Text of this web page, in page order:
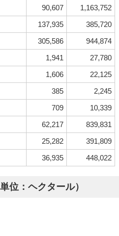
90,607
1,163,752
137,935
385,720
305,586
944,874
1,941
27,780
1,606
22,125
385
2,245
709
10,339
62,217
839,831
25,282
391,809
36,935 448,022
位：ヘクタール）